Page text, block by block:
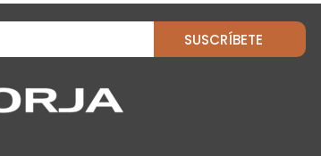
SUSCRÍBETE